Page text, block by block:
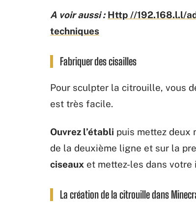
A voir aussi : Http //192.168.l.l/
techniques
Fabriquer des cisailles
Pour sculpter la citrouille, vous
est très facile.
Ouvrez l’établi puis mettez deux
de la deuxième ligne et sur la
ciseaux et mettez-les dans votre
La création de la citrouille dans